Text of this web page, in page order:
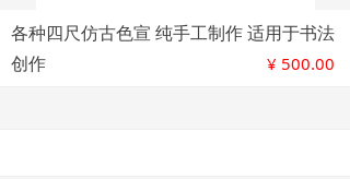
联系我们
各种四尺仿古色宣 纯手工制作 适用于书法
创作
¥ 500.00